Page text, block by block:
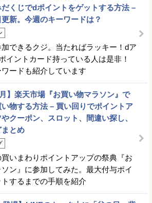
だくじでdポイントをゲットする方法 –
新。今週のキーワードは？
できるクジ。当たればラッキー！dア
イントカード持っている人は是非！
ードも紹介しています
月】楽天市場『お買い物マラソン』で
物する方法 – 買い回りでポイントア
クーポン、スロット、間違い探し、
とめ
いまわりポイントアップの祭典『お
ン』に参加してみた。最大付与ポイ
するまでの手順を紹介